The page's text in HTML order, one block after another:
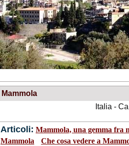
Mammola
Italia -
Articoli: Mammola, una gemma fra
Mammola
Che cosa vedere a